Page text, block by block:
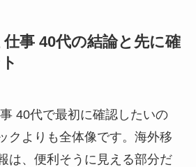
事 40代の結論と先に確
40代で最初に確認したいの
クよりも全体像です。海外移
は、便利そうに見える部分だ